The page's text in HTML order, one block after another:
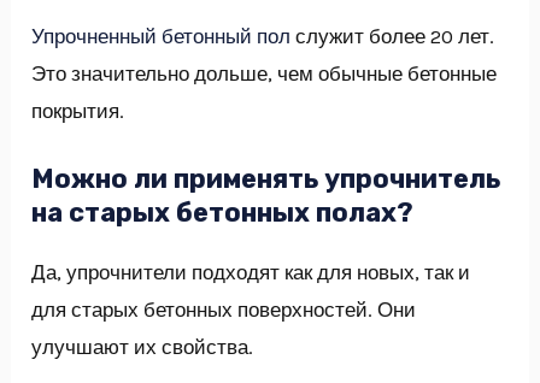
Упрочненный бетонный пол служит более 20 лет.
Это значительно дольше, чем обычные бетонные
покрытия.
Можно ли применять упрочнитель
на старых бетонных полах?
Да, упрочнители подходят как для новых, так и
для старых бетонных поверхностей. Они
улучшают их свойства.